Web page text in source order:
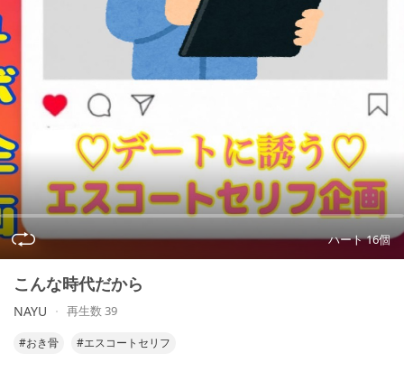
ハート 16個
こんな時代だから
NAYU 再生数 39
#おき骨 #エスコートセリフ